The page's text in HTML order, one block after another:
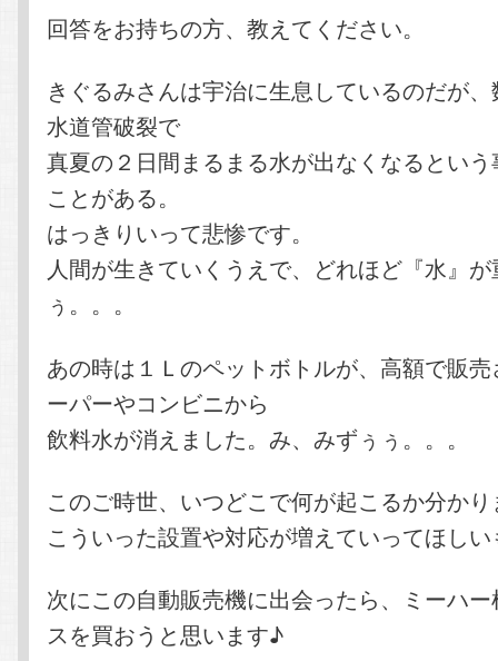
回答をお持ちの方、教えてください。
きぐるみさんは宇治に生息しているのだが
水道管破裂で
真夏の２日間まるまる水が出なくなるとい
ことがある。
はっきりいって悲惨です。
人間が生きていくうえで、どれほど『水』
ぅ。。。
あの時は１Ｌのペットボトルが、高額で販
ーパーやコンビニから
飲料水が消えました。み、みずぅぅ。。。
このご時世、いつどこで何が起こるか分か
こういった設置や対応が増えていってほし
次にこの自動販売機に出会ったら、ミーハ
スを買おうと思います♪